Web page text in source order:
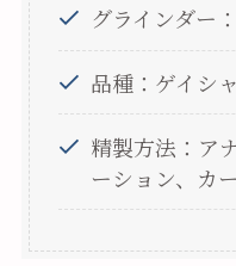
グラインダー
品種：ゲイシ
精製方法：ア
ーション、カ